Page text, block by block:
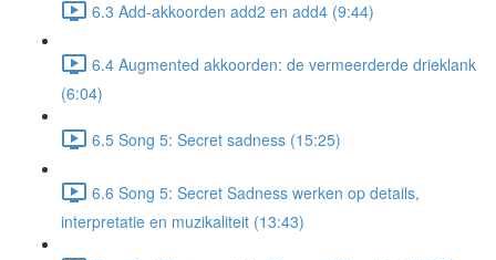
6.3 Add-akkoorden add2 en add4 (9:44)
6.4 Augmented akkoorden: de vermeerderde drieklank
(6:04)
6.5 Song 5: Secret sadness (15:25)
6.6 Song 5: Secret Sadness werken op details,
interpretatie en muzikaliteit (13:43)